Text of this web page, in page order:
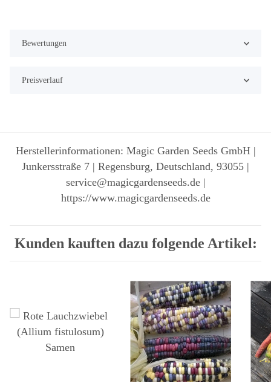
Bewertungen
Preisverlauf
Herstellerinformationen: Magic Garden Seeds GmbH |
Junkersstraße 7 | Regensburg, Deutschland, 93055 |
service@magicgardenseeds.de |
https://www.magicgardenseeds.de
Kunden kauften dazu folgende Artikel: